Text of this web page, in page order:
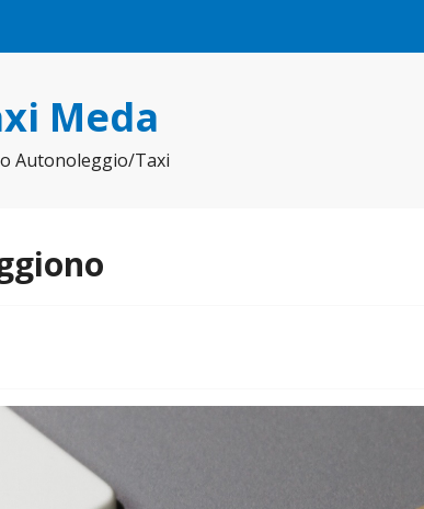
Meda
Autonoleggio/Taxi